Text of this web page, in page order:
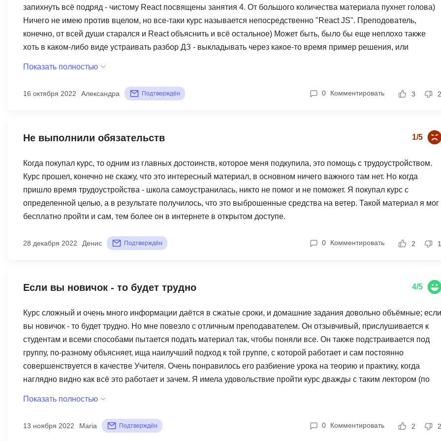
запихнуть всё подряд - чистому React посвящены занятия 4. От большого количества материала пухнет голова)
Ничего не имею против вцелом, но все-таки курс называется непосредственно "React JS". Преподователь,
конечно, от всей души старался и React объяснить и всё остальное) Может быть, было бы еще неплохо также
хоть в каком-либо виде устраивать разбор ДЗ - выкладывать через какое-то время пример решения, или
Показать полностью
16 октября 2022 Александра Подтверждён 0 Комментировать 3 2
Не выполнили обязательств 1/5
Когда покупал курс, то одним из главных достоинств, которое меня подкупила, это помощь с трудоустройством.
Курс прошел, конечно не скажу, что это интересный материал, в основном ничего важного там нет. Но когда
пришло время трудоустройства - школа самоустранилась, никто не помог и не поможет. Я покупал курс с
определенной целью, а в результате получилось, что это выброшенные средства на ветер. Такой материал я мог
бесплатно пройти и сам, тем более он в интернете в открытом доступе.
28 декабря 2022 Денис Подтверждён 0 Комментировать 2 1
Если вы новичок - то будет трудно 4/5
Курс сложный и очень много информации даётся в сжатые сроки, и домашние задания довольно объёмные; если
вы новичок - то будет трудно. Но мне повезло с отличным преподавателем. Он отзывчивый, прислушивается к
студентам и всеми способами пытается подать материал так, чтобы поняли все. Он также подстраивается под
группу, по-разному объясняет, ища наилучший подход к той группе, с которой работает и сам постоянно
совершенствуется в качестве Учителя. Очень понравилось его разбиение урока на теорию и практику, когда
наглядно видно как всё это работает и зачем. Я имела удовольствие пройти курс дважды с таким лектором (по
Показать полностью
13 ноября 2022 Maria Подтверждён 0 Комментировать 2 2